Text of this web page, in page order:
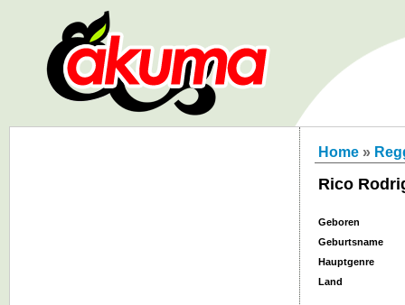
Home »
Rico
Geboren
Geburtsname
Hauptgenre
Land